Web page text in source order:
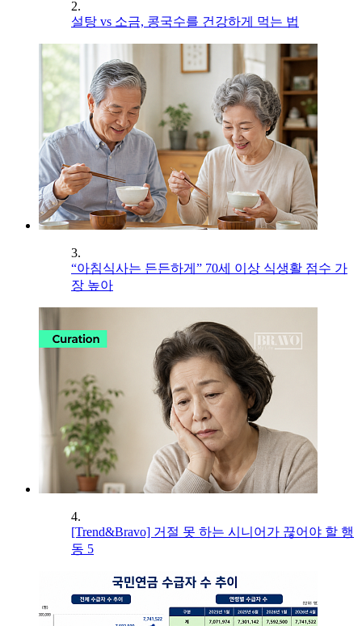
2.
설탕 vs 소금, 콩국수를 건강하게 먹는 법
3.
“아침식사는 든든하게” 70세 이상 식생활 점수 가
장 높아
4.
[Trend&Bravo] 거절 못 하는 시니어가 끊어야 할 행
동 5